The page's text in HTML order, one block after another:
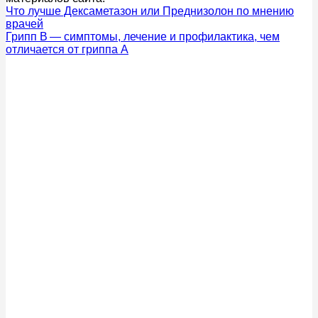
Что лучше Дексаметазон или Преднизолон по мнению
врачей
Грипп B — симптомы, лечение и профилактика, чем
отличается от гриппа A